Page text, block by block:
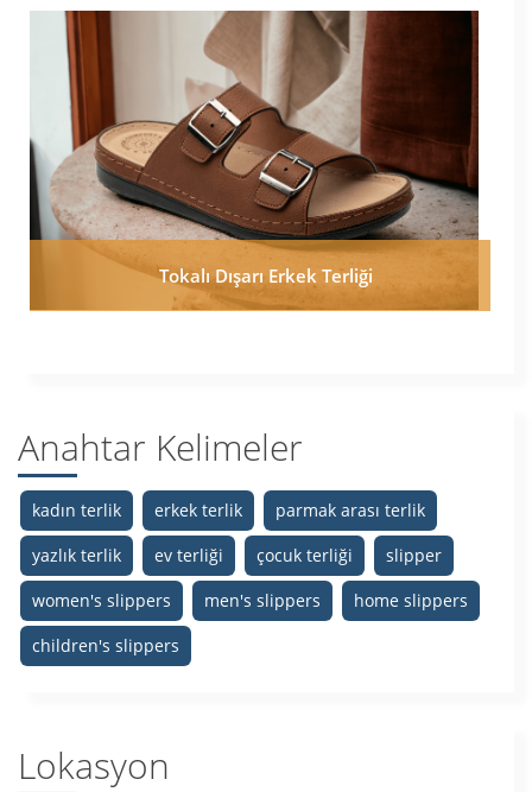
Tokalı Dışarı Erkek Terliği
Anahtar Kelimeler
kadın terlik erkek terlik
parmak arası terlik
yazlık terlik
ev terliği çocuk terliği
slipper
women's slippers
men's slippers
home slippers
children's slippers
Lokasyon